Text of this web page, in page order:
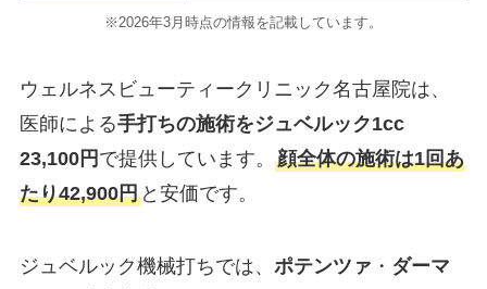
※2026年3月時点の情報を記載しています。
ウェルネスビューティークリニック名古屋院は、
医師による手打ちの施術をジュベルック1cc
23,100円 で提供しています。 顔全体の施術は1回あ
たり42,900円と安価です。
ジュベルック機械打ちでは、 ポテンツァ ・ ダーマ